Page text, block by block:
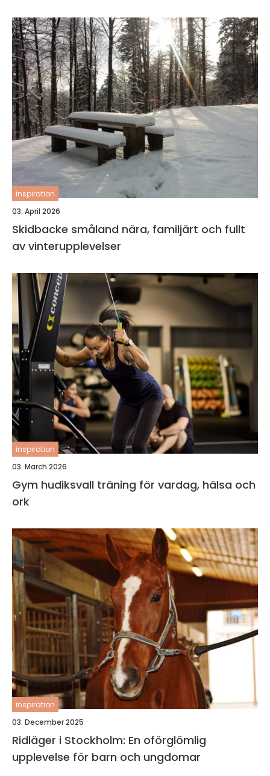
inspiration
03. April 2026
Skidbacke småland nära, familjärt och fullt
av vinterupplevelser
inspiration
03. March 2026
Gym hudiksvall träning för vardag, hälsa och
ork
inspiration
03. December 2025
Ridläger i Stockholm: En oförglömlig
upplevelse för barn och ungdomar